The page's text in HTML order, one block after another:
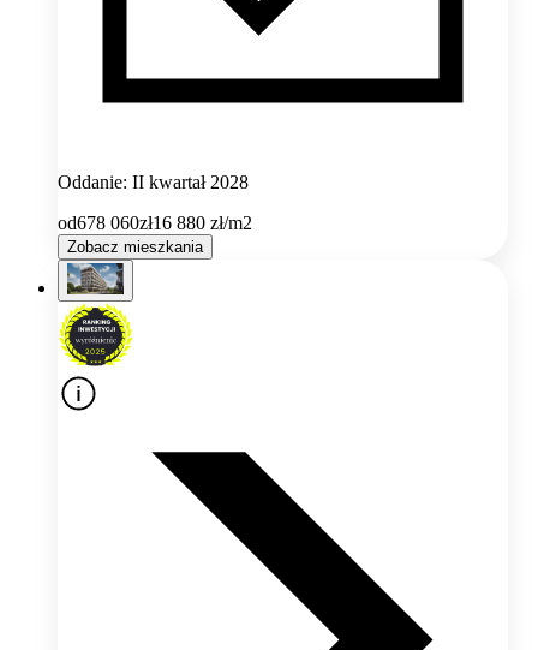
Oddanie: II kwartał 2028
od678 060zł16 880 zł/m2
Zobacz mieszkania